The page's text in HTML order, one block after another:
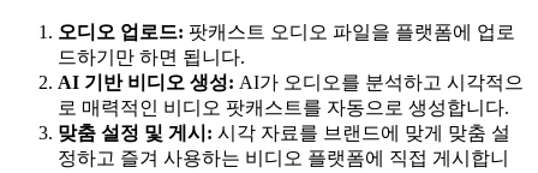
오디오 업로드: 팟캐스트 오디오 파일을 플랫폼에 업로
드하기만 하면 됩니다.
AI 기반 비디오 생성: AI가 오디오를 분석하고 시각적으
로 매력적인 비디오 팟캐스트를 자동으로 생성합니다.
맞춤 설정 및 게시: 시각 자료를 브랜드에 맞게 맞춤 설
정하고 즐겨 사용하는 비디오 플랫폼에 직접 게시합니